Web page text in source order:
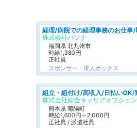
株式会社パソナ
福岡県 北九州市
時給1,380円
正社員
スポンサー：求人ボックス
株式会社綜合キャリアオプション
熊本県 菊陽町
時給1,600円～2,000円
正社員 / 派遣社員